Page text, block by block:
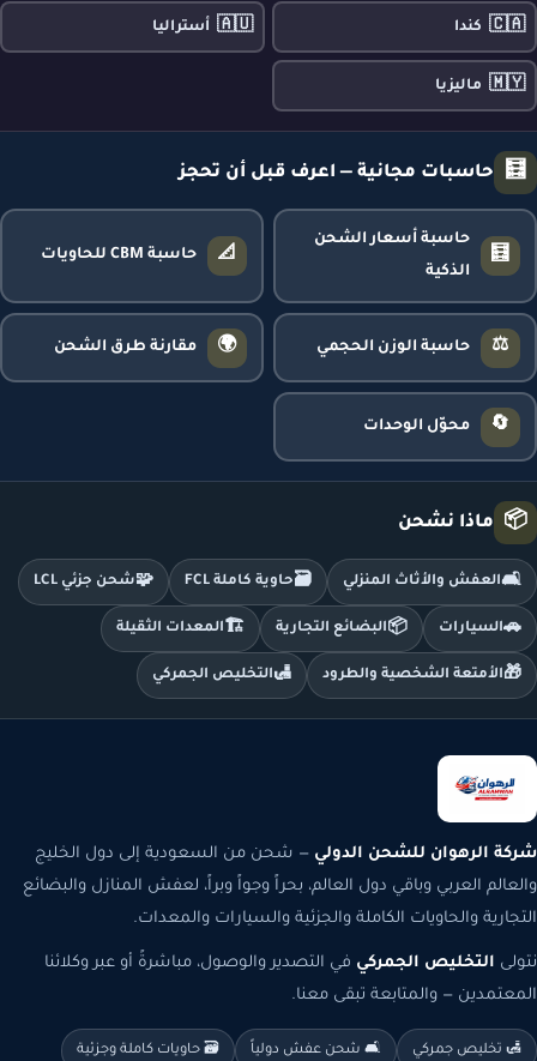
🇨🇦 كندا 🇦🇺 أستراليا
🇲🇾 ماليزيا
🧮 حاسبات مجانية — اعرف قبل أن تحجز
🧮
حاسبة أسعار الشحن
الذكية
📐 حاسبة CBM للحاويات
⚖️ حاسبة الوزن الحجمي 🌍 مقارنة طرق الشحن
🔄 محوّل الوحدات
📦 ماذا نشحن
🛋️العفش والأثاث المنزلي 🗃️حاوية كاملة FCL 🧩شحن جزئي LCL
🚗السيارات 📦البضائع التجارية 🏗️ المعدات الثقيلة
🎁الأمتعة الشخصية والطرود 🛃التخليص الجمركي
شركة الرهوان للشحن الدولي — شحن من السعودية إلى دول الخليج
والعالم العربي وباقي دول العالم، بحراً وجواً وبراً، لعفش المنازل والبضائع
التجارية والحاويات الكاملة والجزئية والسيارات والمعدات.
نتولى التخليص الجمركي في التصدير والوصول، مباشرةً أو عبر وكلائنا
المعتمدين — والمتابعة تبقى معنا.
🛃 تخليص جمركي 🛋️ شحن عفش دولياً 🗃️ حاويات كاملة وجزئية